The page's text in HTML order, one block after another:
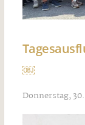
￼
Donnerstag,